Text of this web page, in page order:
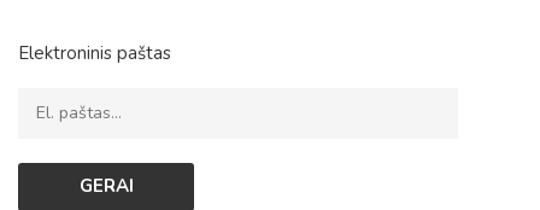
Elektroninis paštas